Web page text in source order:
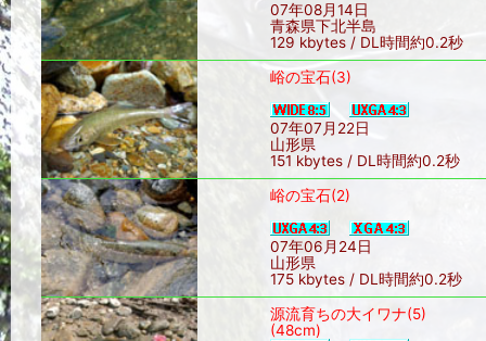
07年08月14日
青森県下北半島
129 kbytes / DL時間約0.2秒
峪の宝石(3)
07年07月22日
山形県
151 kbytes / DL時間約0.2秒
峪の宝石(2)
07年06月24日
山形県
175 kbytes / DL時間約0.2秒
源流育ちの大イワナ(5)
(48cm)